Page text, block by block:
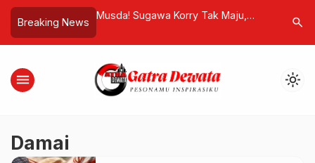
Breaking News
Abadi” dari
Diam-Diam
Raksasa!
Musda! Sugawa Korry Tak Maju,
Provinsi Bali
Hotman
search
menu light_mode
Damai